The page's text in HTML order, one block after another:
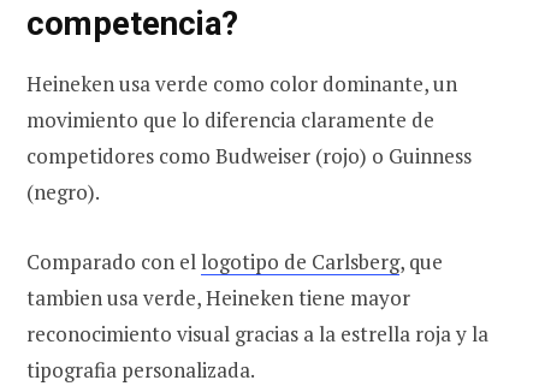
competencia?
Heineken usa verde como color dominante, un
movimiento que lo diferencia claramente de
competidores como Budweiser (rojo) o Guinness
(negro).
Comparado con el logotipo de Carlsberg, que
tambien usa verde, Heineken tiene mayor
reconocimiento visual gracias a la estrella roja y la
tipografia personalizada.